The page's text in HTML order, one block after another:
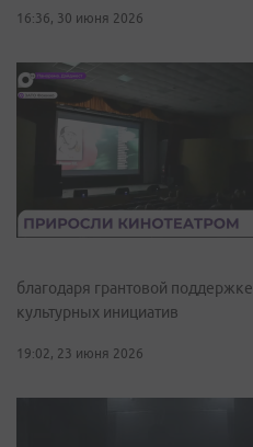
16:36, 30 июня 2026
благодаря грантовой
культурных инициатив
19:02, 23 июня 2026